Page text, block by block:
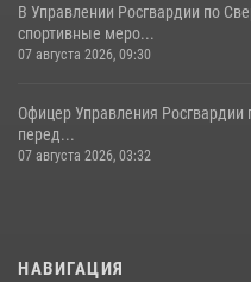
В Управлении Росгвардии по
спортивные меро...
07 августа 2026, 09:30
Офицер Управления Росгвардии
перед...
07 августа 2026, 03:32
НАВИГАЦИЯ